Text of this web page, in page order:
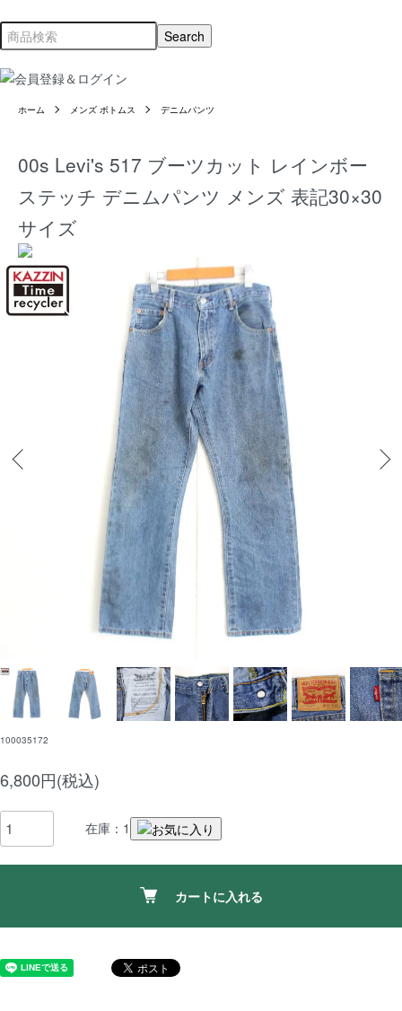
ホーム メンズ ボトムス デニムパンツ
00s Levi's 517 ブーツカット レインボー
ステッチ デニムパンツ メンズ 表記30×30
サイズ
100035172
6,800円(税込)
在庫：1
カートに入れる